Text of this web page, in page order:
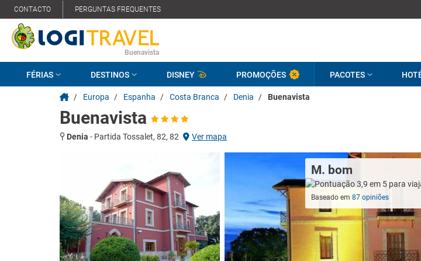
CONTACTO PERGUNTAS FREQUENTES
Buenavista
FÉRIAS DESTINOS DISNEY PROMOÇÕES PACOTES
/ Europa / Espanha / Costa Branca / Denia / Buenavista
Buenavista
Denia - Partida Tossalet, 82, 82 Ver mapa
M. bom
Baseado em87 opiniões